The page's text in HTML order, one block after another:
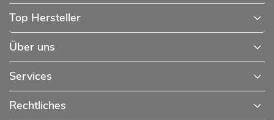
Top Hersteller
Über uns
Services
Rechtliches